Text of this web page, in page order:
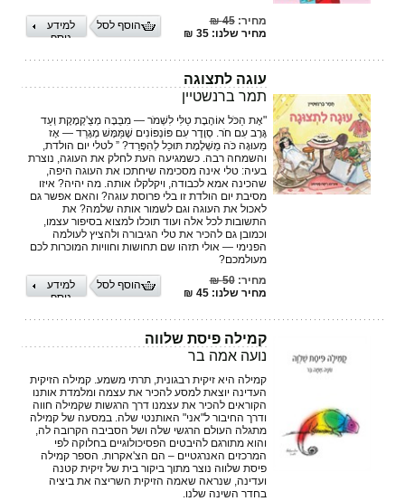
מחיר:45 ₪
מחיר שלנו: 35 ₪
למידע
נוסף
הוסף לסל
עוגה לתצוגה
תמר ברנשטיין
"אֶת הַכֹּל אוֹהֶבֶת טַלִּי לִשְׁמֹר —‏ מִבֻּבָּה מְצֻ'קְמֶקֶת וְעַד
גֶּרֶב עִם חֹר.‏ סְוֶדֶר עִם פּוֹנְפּוֹנִים שֶׁמַּמָּשׁ מְגָרֵד —‏ אָז
מֵעוּגָה כֹּה מֻשְׁלֶמֶת תּוּכַל לְהִפָּרֵד? ”‏ לטלי יום הולדת,
והשמחה רבה. כשמגיעה העת לחלק את העוגה, נוצרת
בעיה: טלי אינה מסכימה ‏שיחתכו את העוגה היפה,
שהכינה אמא לכבודה, ויקלקלו אותה.‏ מה יהיה? איזו
מסיבת יום הולדת זו בלי פרוסת עוגה? והאם אפשר גם
לאכול את העוגה וגם ‏לשמור אותה שלמה?‏ את
התשובות לכל אלה ועוד תוכלו למצוא בסיפור עצמו,
וכמובן גם להכיר את טלי הגיבורה ולהציץ ‏לעולמה
הפנימי — אולי תזהו שם תחושות וחוויות המוכרות לכם
מעולמכם?‏
מחיר:50 ₪
מחיר שלנו: 45 ₪
למידע
נוסף
הוסף לסל
קמילה פיסת שלווה
נועה אמה בר
קמילה היא זיקית רבגונית, תרתי משמע. קמילה הזיקית
העדינה יוצאת למסע להכיר את עצמה ומלמדת אותנו
הקוראים להכיר את עצמנו דרך הרגשות שקמילה חווה
ודרך החיבור ל"אני" האותנטי שלה. במסעה של קמילה
מתגלה העולם הרגשי שלה ושל הסביבה הקרובה לה,
והוא מתורגם להיבטים הפסיכולוגיים בחלוקה לפי
המרכזים האנרגטיים – הם הצ'אקרות. הספר קמילה
פיסת שלווה נוצר מתוך ביקור בית של זיקית קטנה
ועדינה, שנראה שאמה הזיקית השריצה את ביציה
בחדר השינה שלנו.